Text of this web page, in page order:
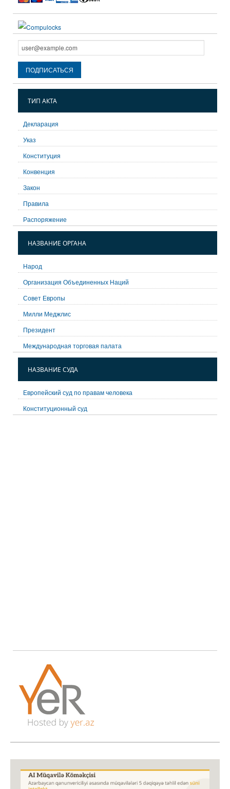
ТИП АКТА
Декларация
Указ
Конституция
Конвенция
Закон
Правила
Распоряжение
НАЗВАНИЕ ОРГАНА
Народ
Организация Объединенных Наций
Совет Европы
Милли Меджлис
Президент
Международная торговая палата
НАЗВАНИЕ СУДА
Европейский суд по правам человека
Конституционный суд